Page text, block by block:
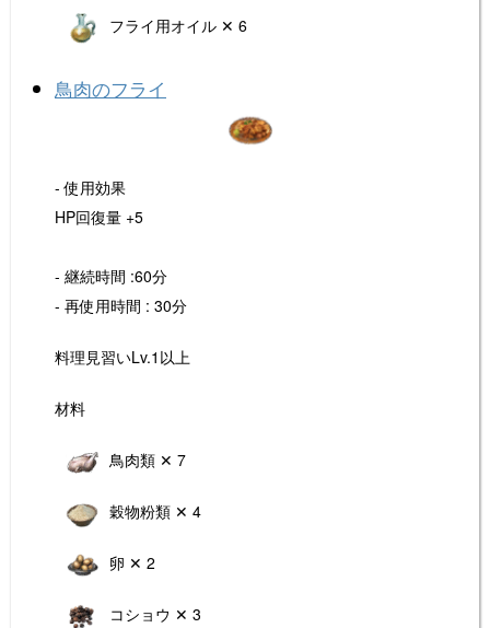
フライ用オイル ✕ 6
鳥肉のフライ
- 使用効果
HP回復量 +5
- 継続時間 :60分
- 再使用時間 : 30分
料理見習いLv.1以上
材料
鳥肉類 ✕ 7
穀物粉類 ✕ 4
卵 ✕ 2
コショウ ✕ 3